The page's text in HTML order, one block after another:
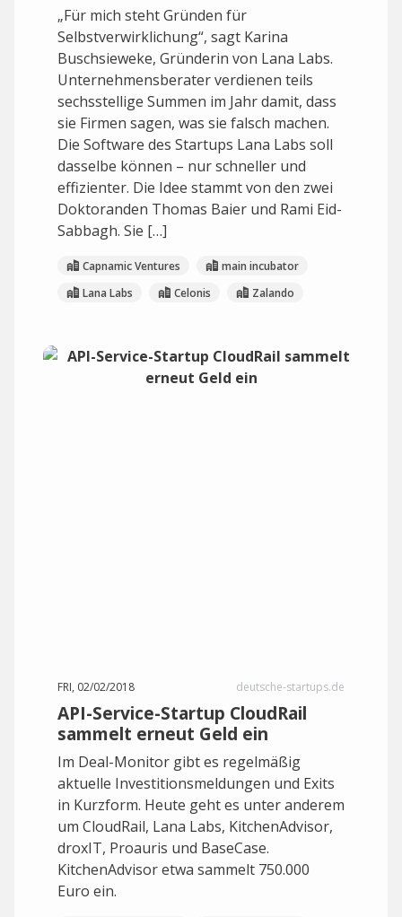
„Für mich steht Gründen für
Selbstverwirklichung“, sagt Karina
Buschsieweke, Gründerin von Lana Labs.
Unternehmensberater verdienen teils
sechsstellige Summen im Jahr damit, dass
sie Firmen sagen, was sie falsch machen.
Die Software des Startups Lana Labs soll
dasselbe können – nur schneller und
effizienter. Die Idee stammt von den zwei
Doktoranden Thomas Baier und Rami Eid-
Sabbagh. Sie […]
Capnamic Ventures
main incubator
Lana Labs
Celonis Zalando
FRI, 02/02/2018 deutsche-startups.de
API-Service-Startup CloudRail
sammelt erneut Geld ein
Im Deal-Monitor gibt es regelmäßig
aktuelle Investitionsmeldungen und Exits
in Kurzform. Heute geht es unter anderem
um CloudRail, Lana Labs, KitchenAdvisor,
droxIT, Proauris und BaseCase.
KitchenAdvisor etwa sammelt 750.000
Euro ein.